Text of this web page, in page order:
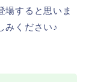
場すると思いま
みください♪